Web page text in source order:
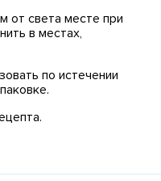
от света месте при
в местах,
по истечении